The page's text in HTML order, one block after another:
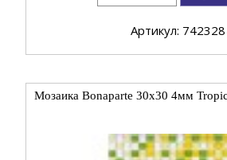
Артикул: 742328
Мозаика Bonaparte 30x30 4мм